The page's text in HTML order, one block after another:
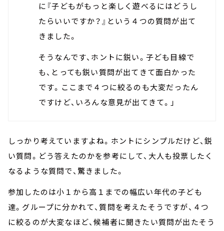
に『子どもがもっと楽しく遊べるにはどうし
たらいいですか？』という４つの質問が出て
きました。
そうなんです、ホントに鋭い。子ども目線で
も、とっても鋭い質問が出てきて面白かった
です。ここまで４つに絞るのも大変だったん
ですけど、いろんな意見が出てきて。」
しっかり考えていますよね。ホントにシンプルだけど、鋭
い質問。どう答えたのかを参考にして、大人も投票したく
なるような質問で、驚きました。
参加したのは小１から高１までの幅広い年代の子ども
達。グループに分かれて、質問を考えたそうですが、４つ
に絞るのが大変なほど、候補者に聞きたい質問が出たそう